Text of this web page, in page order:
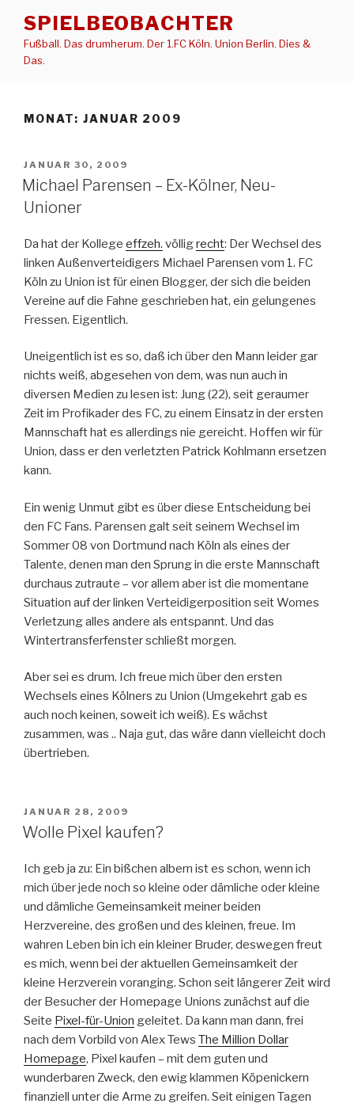
Inhalt
springen
SPIELBEOBACHTER
Fußball. Das drumherum. Der 1.FC Köln. Union Berlin. Dies &
Das.
MONAT: JANUAR 2009
VERÖFFENTLICHT
AM
JANUAR 30, 2009
Michael Parensen – Ex-Kölner, Neu-
Unioner
Da hat der Kollege effzeh. völligrecht: Der Wechsel des
linken Außenverteidigers Michael Parensen vom 1. FC
Köln zu Union ist für einen Blogger, der sich die beiden
Vereine auf die Fahne geschrieben hat, ein gelungenes
Fressen. Eigentlich.
Uneigentlich ist es so, daß ich über den Mann leider gar
nichts weiß, abgesehen von dem, was nun auch in
diversen Medien zu lesen ist: Jung (22), seit geraumer
Zeit im Profikader des FC, zu einem Einsatz in der ersten
Mannschaft hat es allerdings nie gereicht. Hoffen wir für
Union, dass er den verletzten Patrick Kohlmann ersetzen
kann.
Ein wenig Unmut gibt es über diese Entscheidung bei
den FC Fans. Parensen galt seit seinem Wechsel im
Sommer 08 von Dortmund nach Köln als eines der
Talente, denen man den Sprung in die erste Mannschaft
durchaus zutraute – vor allem aber ist die momentane
Situation auf der linken Verteidigerposition seit Womes
Verletzung alles andere als entspannt. Und das
Wintertransferfenster schließt morgen.
Aber sei es drum. Ich freue mich über den ersten
Wechsels eines Kölners zu Union (Umgekehrt gab es
auch noch keinen, soweit ich weiß). Es wächst
zusammen, was .. Naja gut, das wäre dann vielleicht doch
übertrieben.
VERÖFFENTLICHT
AM
JANUAR 28, 2009
Wolle Pixel kaufen?
Ich geb ja zu: Ein bißchen albern ist es schon, wenn ich
mich über jede noch so kleine oder dämliche oder kleine
und dämliche Gemeinsamkeit meiner beiden
Herzvereine, des großen und des kleinen, freue. Im
wahren Leben bin ich ein kleiner Bruder, deswegen freut
es mich, wenn bei der aktuellen Gemeinsamkeit der
kleine Herzverein voranging. Schon seit längerer Zeit wird
der Besucher der Homepage Unions zunächst auf die
Seite Pixel-für-Union geleitet. Da kann man dann, frei
nach dem Vorbild von Alex Tews The Million Dollar
Homepage, Pixel kaufen – mit dem guten und
wunderbaren Zweck, den ewig klammen Köpenickern
finanziell unter die Arme zu greifen. Seit einigen Tagen